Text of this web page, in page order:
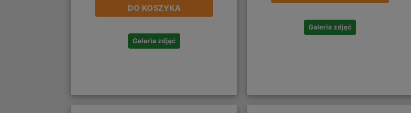
DO KOSZYKA
Galeria zdjęć
Galeria zdjęć